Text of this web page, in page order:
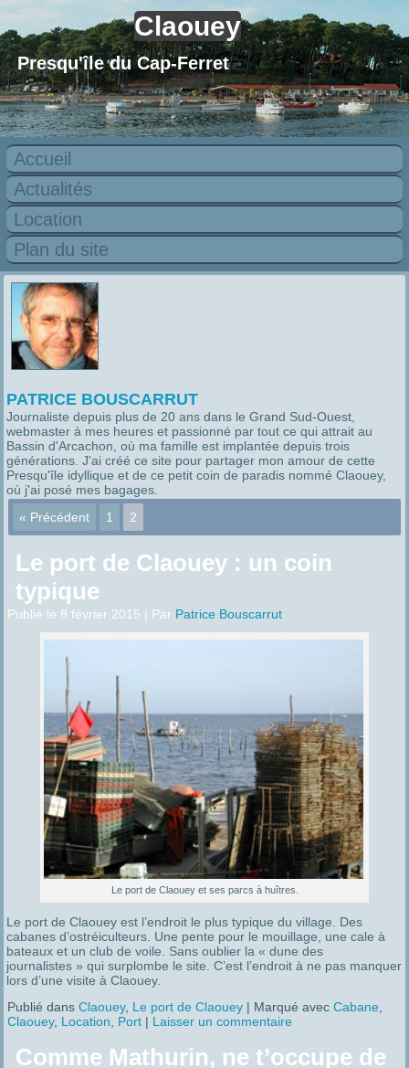
Claouey
Presqu'île du Cap-Ferret
Accueil
Actualités
Location
Plan du site
PATRICE BOUSCARRUT
Journaliste depuis plus de 20 ans dans le Grand Sud-Ouest,
webmaster à mes heures et passionné par tout ce qui attrait au
Bassin d'Arcachon, où ma famille est implantée depuis trois
générations. J'ai créé ce site pour partager mon amour de cette
Presqu'île idyllique et de ce petit coin de paradis nommé Claouey,
où j'ai posé mes bagages.
« Précédent
1 2
Le port de Claouey : un coin
typique
Publié le 8 février 2015 | Par Patrice Bouscarrut
Le port de Claouey et ses parcs à huîtres.
Le port de Claouey est l’endroit le plus typique du village. Des
cabanes d’ostréiculteurs. Une pente pour le mouillage, une cale à
bateaux et un club de voile. Sans oublier la « dune des
journalistes » qui surplombe le site. C’est l’endroit à ne pas manquer
lors d’une visite à Claouey.
Publié dans Claouey, Le port de Claouey | Marqué avec Cabane
Claouey, Location Port | Laisser un commentaire
Comme Mathurin, ne t’occupe de